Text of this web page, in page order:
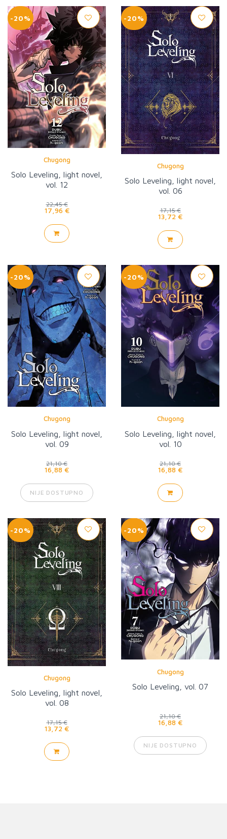
-20%
Chugong
Solo Leveling, light novel,
vol. 12
22,45 €
17,96 €
-20%
Chugong
Solo Leveling, light novel,
vol. 06
17,15 €
13,72 €
-20%
Chugong
Solo Leveling, light novel,
vol. 09
21,10 €
16,88 €
NIJE DOSTUPNO
-20%
Chugong
Solo Leveling, light novel,
vol. 10
21,10 €
16,88 €
-20%
Chugong
Solo Leveling, light novel,
vol. 08
17,15 €
13,72 €
-20%
Chugong
Solo Leveling, vol. 07
21,10 €
16,88 €
NIJE DOSTUPNO